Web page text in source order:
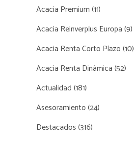
Acacia Premium(11)
Acacia Reinverplus Europa(9)
Acacia Renta Corto Plazo(10)
Acacia Renta Dinámica(52)
Actualidad(181)
Asesoramiento(24)
Destacados(316)